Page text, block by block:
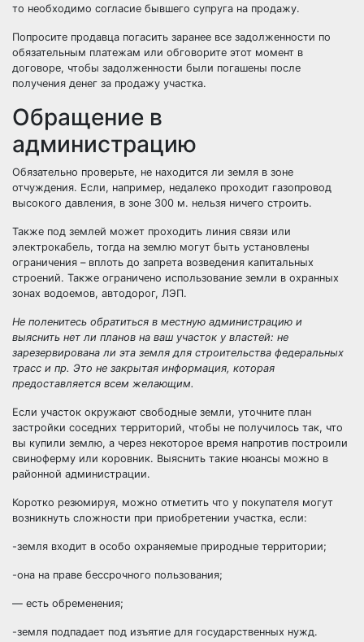
то необходимо согласие бывшего супруга на продажу.
Попросите продавца погасить заранее все задолженности по
обязательным платежам или обговорите этот момент в
договоре, чтобы задолженности были погашены после
получения денег за продажу участка.
Обращение в
администрацию
Обязательно проверьте, не находится ли земля в зоне
отчуждения. Если, например, недалеко проходит газопровод
высокого давления, в зоне 300 м. нельзя ничего строить.
Также под землей может проходить линия связи или
электрокабель, тогда на землю могут быть установлены
ограничения – вплоть до запрета возведения капитальных
строений. Также ограничено использование земли в охранных
зонах водоемов, автодорог, ЛЭП.
Не поленитесь обратиться в местную администрацию и
выяснить нет ли планов на ваш участок у властей: не
зарезервирована ли эта земля для строительства федеральных
трасс и пр. Это не закрытая информация, которая
предоставляется всем желающим.
Если участок окружают свободные земли, уточните план
застройки соседних территорий, чтобы не получилось так, что
вы купили землю, а через некоторое время напротив построили
свиноферму или коровник. Выяснить такие нюансы можно в
районной администрации.
Коротко резюмируя, можно отметить что у покупателя могут
возникнуть сложности при приобретении участка, если:
-земля входит в особо охраняемые природные территории;
-она на праве бессрочного пользования;
— есть обременения;
-земля подпадает под изъятие для государственных нужд.